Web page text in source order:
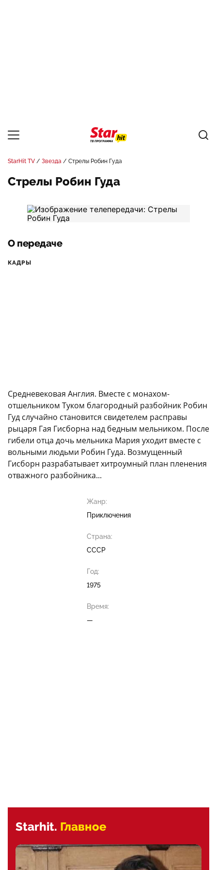
StarHit TV Звезда Стрелы Робин Гуда
Стрелы Робин Гуда
О передаче
КАДРЫ
Средневековая Англия. Вместе с монахом-
отшельником Туком благородный разбойник Робин
Гуд случайно становится свидетелем расправы
рыцаря Гая Гисборна над бедным мельником. После
гибели отца дочь мельника Мария уходит вместе с
вольными людьми Робин Гуда. Возмущенный
Гисборн разрабатывает хитроумный план пленения
отважного разбойника...
Жанр:
Приключения
Страна:
СССР
Год:
1975
Время:
—
Starhit. Главное